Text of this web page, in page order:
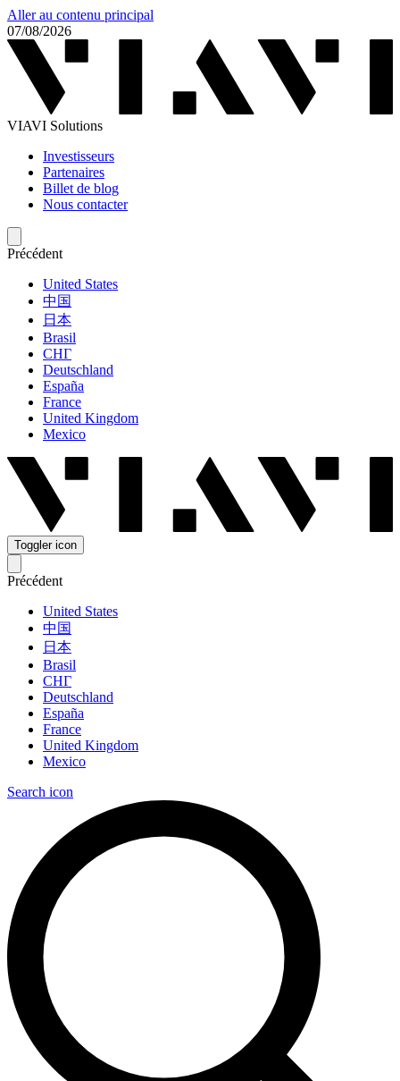
Aller au contenu principal
07/08/2026
VIAVI Solutions
Investisseurs
Partenaires
Billet de blog
Nous contacter
Précédent
United States
中国
日本
Brasil
СНГ
Deutschland
España
France
United Kingdom
Mexico
Toggler icon
Précédent
United States
中国
日本
Brasil
СНГ
Deutschland
España
France
United Kingdom
Mexico
Search icon